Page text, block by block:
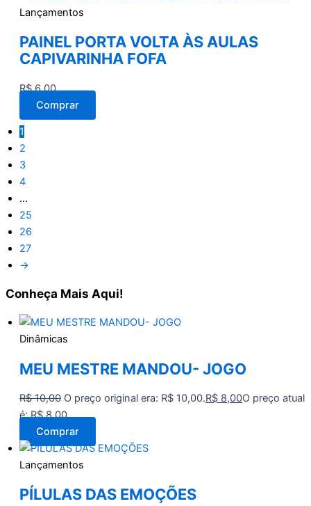
Lançamentos
PAINEL PORTA VOLTA ÀS AULAS
CAPIVARINHA FOFA
R$6,00
Comprar
1
2
3
4
…
25
26
27
→
Conheça Mais Aqui!
Dinâmicas
MEU MESTRE MANDOU- JOGO
R$10,00 O preço original era: R$ 10,00.R$ 8,00O preço atual
é: R$ 8,00.
Comprar
Lançamentos
PÍLULAS DAS EMOÇÕES